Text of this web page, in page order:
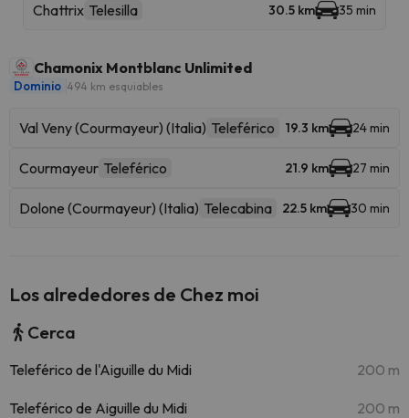
Chattrix Telesilla 30.5 km 35 min
Chamonix Montblanc Unlimited
Dominio 494 km esquiables
Val Veny (Courmayeur) (Italia) Teleférico 19.3 km 24 min
Courmayeur Teleférico 21.9 km 27 min
Dolone (Courmayeur) (Italia) Telecabina 22.5 km 30 min
Los alrededores de Chez moi
Cerca
Teleférico de l'Aiguille du Midi 200 m
Teleférico de Aiguille du Midi 200 m